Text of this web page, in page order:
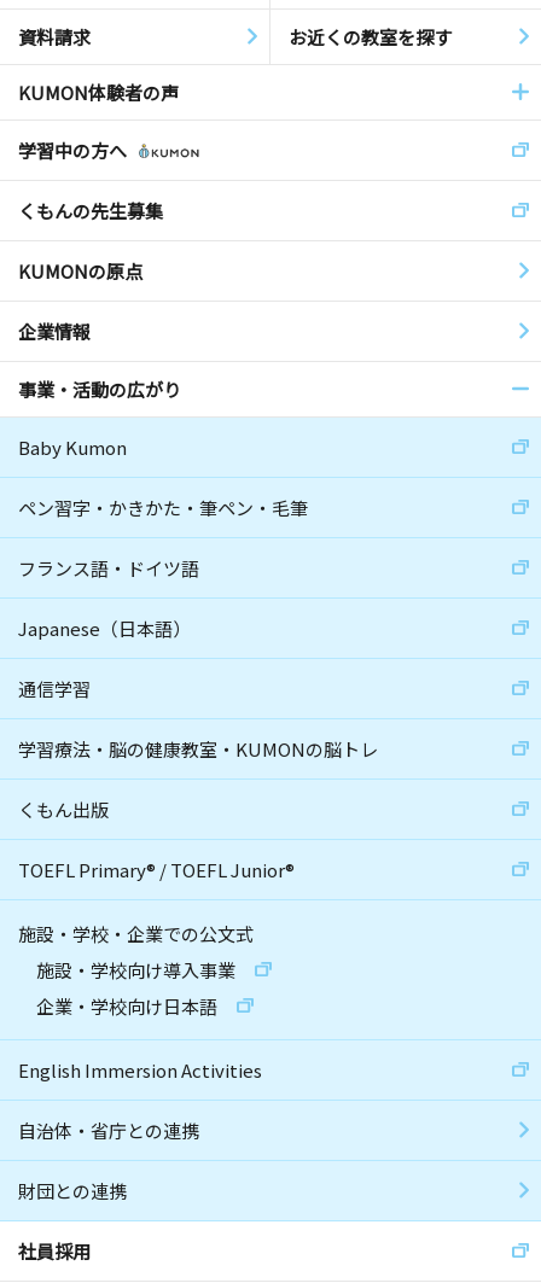
資料請求 お近くの教室を探す
KUMON体験者の声
学習中の方へ
くもんの先生募集
KUMONの原点
企業情報
事業・活動の広がり
Baby Kumon
ペン習字・かきかた・筆ペン・毛筆
フランス語・ドイツ語
Japanese（日本語）
通信学習
学習療法・脳の健康教室・KUMONの脳トレ
くもん出版
TOEFL Primary® /TOEFL Junior®
施設・学校・企業での公文式
施設・学校向け導入事業
企業・学校向け日本語
English Immersion Activities
自治体・省庁との連携
財団との連携
社員採用